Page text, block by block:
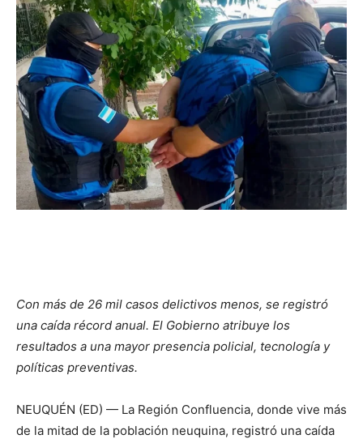
Con más de 26 mil casos delictivos menos, se registró
una caída récord anual. El Gobierno atribuye los
resultados a una mayor presencia policial, tecnología y
políticas preventivas.
NEUQUÉN (ED) — La Región Confluencia, donde vive más
de la mitad de la población neuquina, registró una caída